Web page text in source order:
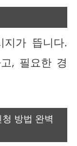
가 뜹니다.
, 필요한 경
방법 완벽